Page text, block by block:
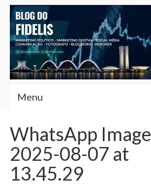
Menu
Fernando Fidelis
Café com Fidelis
WhatsApp Image
2025-08-07 at
13.45.29